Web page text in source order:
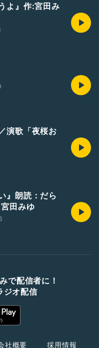
よ』作:宮田み
演歌「夜桜お
』朗読：だら
田みゆ
で配信者に！
ジオ配信
社概要 採用情報